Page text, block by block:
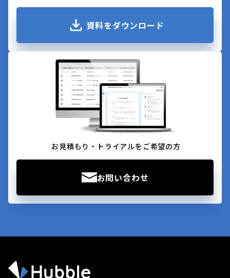
資料をダウンロード
お見積もり・トライアルをご希望の方
お問い合わせ